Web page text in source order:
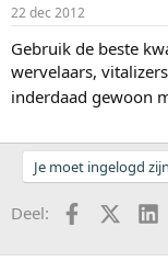
22 dec 2012
Gebruik de beste
wervelaars,
inderdaad gewoon
Je moet ingelogd
Deel: Facebook
X